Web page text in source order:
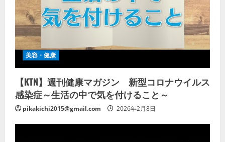
美容・健康
【KTN】週刊健康マガジン 新型コロナウイルス
感染症～生活の中で気を付けること～
pikakichi2015@gmail.com 2026年2月8日